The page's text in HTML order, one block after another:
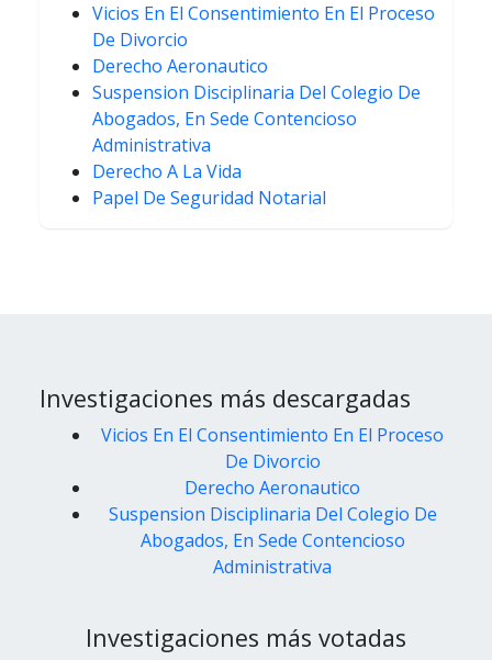
Vicios En El Consentimiento En El Proceso
De Divorcio
Derecho Aeronautico
Suspension Disciplinaria Del Colegio De
Abogados, En Sede Contencioso
Administrativa
Derecho A La Vida
Papel De Seguridad Notarial
Investigaciones más descargadas
Vicios En El Consentimiento En El Proceso
De Divorcio
Derecho Aeronautico
Suspension Disciplinaria Del Colegio De
Abogados, En Sede Contencioso
Administrativa
Investigaciones más votadas